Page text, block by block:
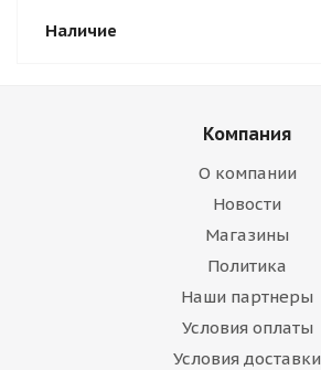
Наличие
Компания
О компании
Новости
Магазины
Политика
Наши партнеры
Условия оплаты
Условия доставки